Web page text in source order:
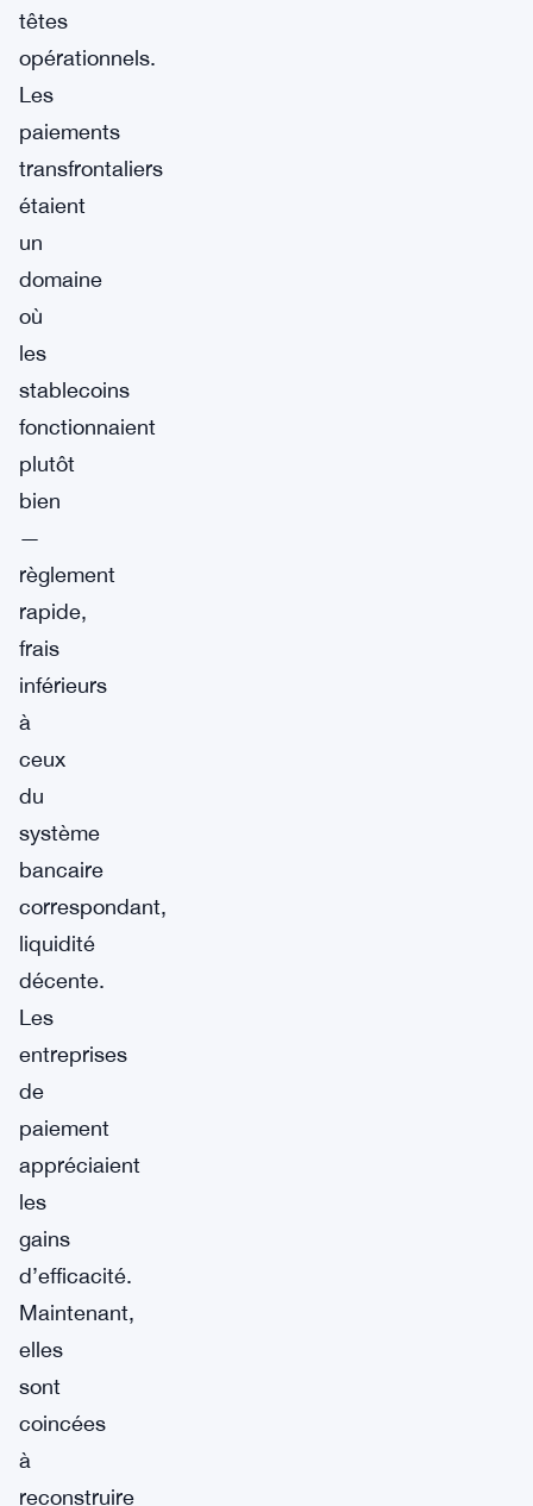
têtes
opérationnels.
Les
paiements
transfrontaliers
étaient
un
domaine
où
les
stablecoins
fonctionnaient
plutôt
bien
—
règlement
rapide,
frais
inférieurs
à
ceux
du
système
bancaire
correspondant,
liquidité
décente.
Les
entreprises
de
paiement
appréciaient
les
gains
d’efficacité.
Maintenant,
elles
sont
coincées
à
reconstruire